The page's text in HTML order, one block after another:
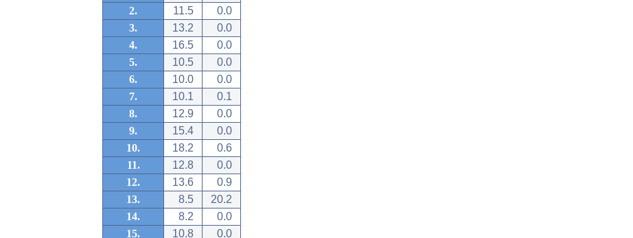
2.
11.5
0.0
3.
13.2
0.0
4.
16.5
0.0
5.
10.5
0.0
6.
10.0
0.0
7.
10.1
0.1
8.
12.9
0.0
9.
15.4
0.0
10.
18.2
0.6
11.
12.8
0.0
12.
13.6
0.9
13.
8.5
20.2
14.
8.2
0.0
15.
10.8 0.0